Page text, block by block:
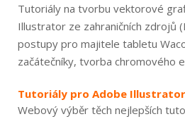
Tutoriály na tvorbu vektorové
Illustrator ze zahraničních zdrojů
postupy pro majitele tabletu
začátečníky, tvorba chromového
Tutoriály pro Adobe
Webový výběr těch nejlepších